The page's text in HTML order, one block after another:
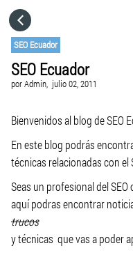
SEO Ecuador
SEO Ecuador
porAdmin, julio 02, 2011
Bienvenidos al blog de SEO
En este blog podrás
técnicas relacionadas con el
Seas un profesional del SEO
aquí podras encontrar
trucos
y técnicas que vas a poder